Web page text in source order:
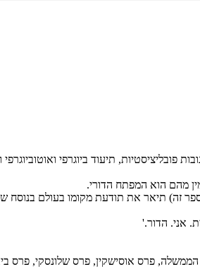
פובליציסטיות, תיעוד ביוגרפי
מהם הוא המפתח הדורי.
זה) תיאר את תודעת מקומו בעולם בנוסח
אני. הדור.'
פרס אוסישקין, פרס שלונסקי, פרס